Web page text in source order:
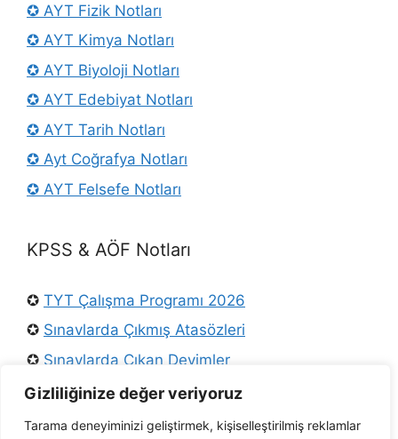
Gizliliğinize değer veriyoruz
Tarama deneyiminizi geliştirmek, kişiselleştirilmiş reklamlar
✪ AYT Fizik Notları
✪ AYT Kimya Notları
✪ AYT Biyoloji Notları
✪ AYT Edebiyat Notları
✪ AYT Tarih Notları
✪ Ayt Coğrafya Notları
✪ AYT Felsefe Notları
KPSS & AÖF Notları
✪ TYT Çalışma Programı 2026
✪ Sınavlarda Çıkmış Atasözleri
✪ Sınavlarda Çıkan Deyimler
✪Osmanlı Padişahları
✪KPSS Türkçe Konuları